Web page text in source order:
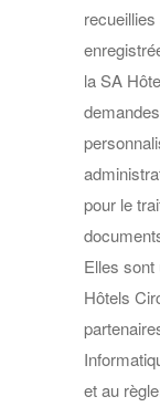
la SA
pour le
Elles sont
Hôtels
et au